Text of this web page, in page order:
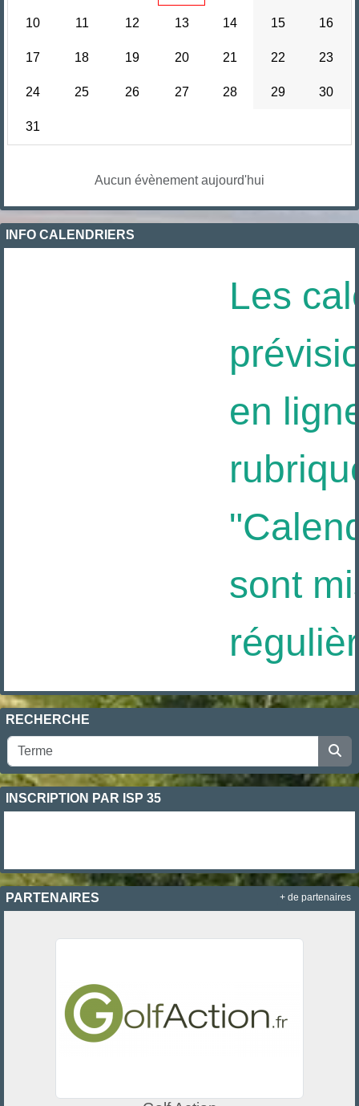
10 11 12 13 14 15 16
17 18 19 20 21 22 23
24 25 26 27 28 29 30
31
Aucun évènement aujourd'hui
INFO CALENDRIERS
Les
en
sont
RECHERCHE
INSCRIPTION PAR ISP 35
PARTENAIRES + de partenaires